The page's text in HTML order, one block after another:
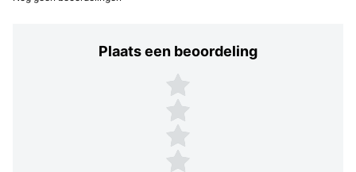
Plaats een beoordeling
Plaats een beoordeling
5 sterren
4 sterren
3 sterren
2 sterren